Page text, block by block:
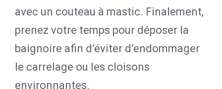
avec un couteau à mastic. Finalement,
prenez votre temps pour déposer la
baignoire afin d’éviter d’endommager
le carrelage ou les cloisons
environnantes.